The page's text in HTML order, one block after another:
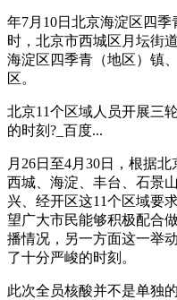
年7月10日北京海淀区四季
时，北京市西城区月坛街
海淀区四季青（地区）镇
区。
北京11个区域人员开展三
的时刻?_百度...
月26日至4月30日，根据
西城、海淀、丰台、石景
兴、经开区这11个区域要
望广大市民能够积极配合
播情况，另一方面这一举
了十分严峻的时刻。
此次全员核酸并不是单独